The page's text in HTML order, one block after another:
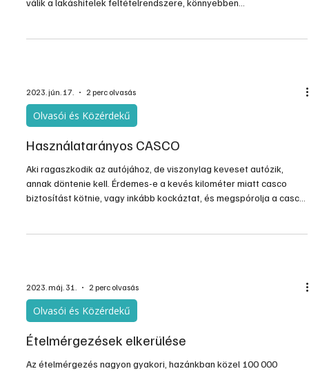
2023. jún. 17. 2 perc olvasás
Olvasói és Közérdekű
Használatarányos CASCO
Aki ragaszkodik az autójához, de viszonylag keveset autózik,
annak döntenie kell. Érdemes-e a kevés kilométer miatt casco
biztosítást kötnie, vagy inkább kockáztat, és megspórolja a casco
2023. máj. 31. 2 perc olvasás
Olvasói és Közérdekű
Ételmérgezések elkerülése
Az ételmérgezés nagyon gyakori, hazánkban közel 100 000